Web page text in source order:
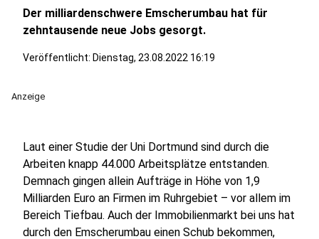
Der milliardenschwere Emscherumbau hat für
zehntausende neue Jobs gesorgt.
Veröffentlicht: Dienstag, 23.08.2022 16:19
Anzeige
Laut einer Studie der Uni Dortmund sind durch die
Arbeiten knapp 44.000 Arbeitsplätze entstanden.
Demnach gingen allein Aufträge in Höhe von 1,9
Milliarden Euro an Firmen im Ruhrgebiet – vor allem im
Bereich Tiefbau. Auch der Immobilienmarkt bei uns hat
durch den Emscherumbau einen Schub bekommen,